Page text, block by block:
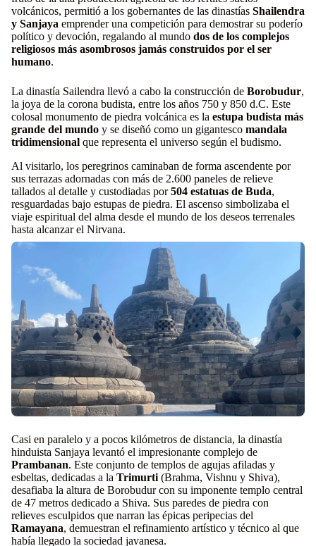
volcánicos, permitió a los gobernantes de las dinastías Shailendra
y Sanjaya emprender una competición para demostrar su poderío
político y devoción, regalando al mundo dos de los complejos
religiosos más asombrosos jamás construidos por el ser
humano.
La dinastía Sailendra llevó a cabo la construcción de Borobudur,
la joya de la corona budista, entre los años 750 y 850 d.C. Este
colosal monumento de piedra volcánica es la estupa budista más
grande del mundo y se diseñó como un gigantesco mandala
tridimensional que representa el universo según el budismo.
Al visitarlo, los peregrinos caminaban de forma ascendente por
sus terrazas adornadas con más de 2.600 paneles de relieve
tallados al detalle y custodiadas por504 estatuas de Buda,
resguardadas bajo estupas de piedra. El ascenso simbolizaba el
viaje espiritual del alma desde el mundo de los deseos terrenales
hasta alcanzar el Nirvana.
Casi en paralelo y a pocos kilómetros de distancia, la dinastía
hinduista Sanjaya levantó el impresionante complejo de
Prambanan. Este conjunto de templos de agujas afiladas y
esbeltas, dedicadas a la Trimurti (Brahma, Vishnu y Shiva),
desafiaba la altura de Borobudur con su imponente templo central
de 47 metros dedicado a Shiva. Sus paredes de piedra con
relieves esculpidos que narran las épicas peripecias del
Ramayana, demuestran el refinamiento artístico y técnico al que
había llegado la sociedad javanesa.